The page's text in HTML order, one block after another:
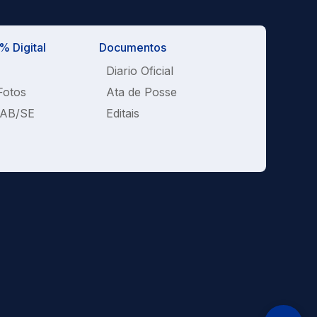
Digital
SE
Documentos
Diario Oficial
Ata de Posse
Editais